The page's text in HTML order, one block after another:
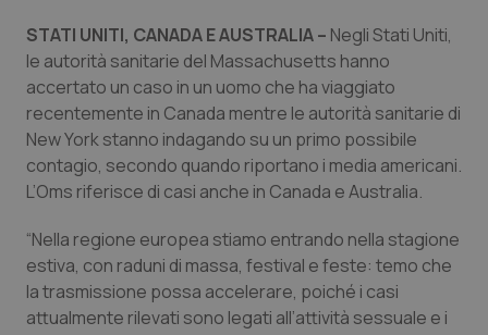
Tumore al seno
Tumore ovarico
Tumori del Polmone & Testa Collo
Ulcera & Reflusso
Vaccini
STATI UNITI, CANADA E AUSTRALIA – Negli Stati Uniti,
le autorità sanitarie del Massachusetts hanno
accertato un caso in un uomo che ha viaggiato
recentemente in Canada mentre le autorità sanitarie di
New York stanno indagando su un primo possibile
contagio, secondo quando riportano i media americani.
L’Oms riferisce di casi anche in Canada e Australia.
“Nella regione europea stiamo entrando nella stagione
estiva, con raduni di massa, festival e feste: temo che
la trasmissione possa accelerare, poiché i casi
attualmente rilevati sono legati all’attività sessuale e i